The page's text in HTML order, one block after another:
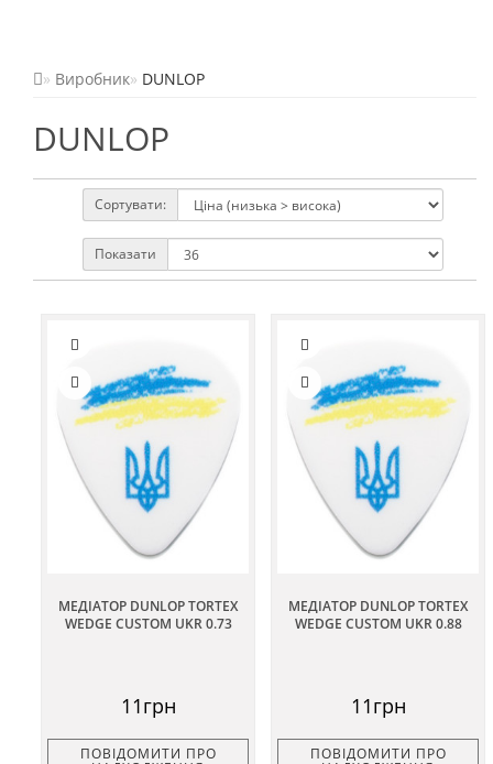
Виробник DUNLOP
DUNLOP
Сортувати:
Показати
МЕДІАТОР DUNLOP TORTEX
WEDGE CUSTOM UKR 0.73
11грн
ПОВІДОМИТИ ПРО
МЕДІАТОР DUNLOP TORTEX
WEDGE CUSTOM UKR 0.88
11грн
ПОВІДОМИТИ ПРО